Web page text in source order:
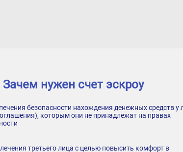
Зачем нужен счет эскроу
безопасности нахождения денежных средств у
которым они не принадлежат на правах
третьего лица с целью повысить комфорт в